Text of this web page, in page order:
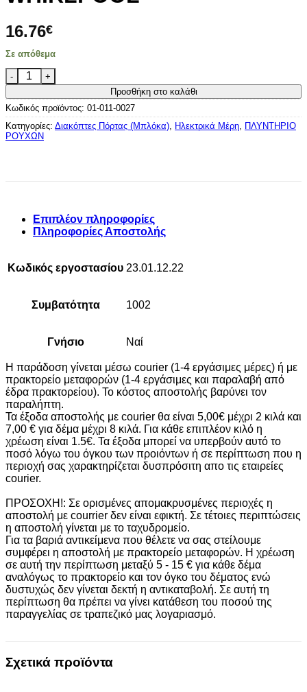
16.76€
Σε απόθεμα
ΔΙΑΚΟΠΤΗΣ ΠΟΡΤΑΣ ΠΛΥΝΤΗΡΙΟΥ ΡΟΥΧΩΝ WHIRLPOOL
Προσθήκη στο καλάθι
Κωδικός προϊόντος: 01-011-0027
Κατηγορίες: Διακόπτες Πόρτας (Μπλόκα), Ηλεκτρικά Μέρη, ΠΛΥΝΤΗΡΙΟ
ΡΟΥΧΩΝ
Επιπλέον πληροφορίες
Πληροφορίες Αποστολής
Κωδικός εργοστασίου 23.01.12.22
Συμβατότητα 1002
Γνήσιο Ναί
H παράδοση γίνεται μέσω courier (1-4 εργάσιμες μέρες) ή με
πρακτορείο μεταφορών (1-4 εργάσιμες και παραλαβή από
έδρα πρακτορείου). Το κόστος αποστολής βαρύνει τον
παραλήπτη.
Τα έξοδα αποστολής με courier θα είναι 5,00€ μέχρι 2 κιλά και
7,00 € για δέμα μέχρι 8 κιλά. Για κάθε επιπλέον κιλό η
χρέωση είναι 1.5€. Τα έξοδα μπορεί να υπερβούν αυτό το
ποσό λόγω του όγκου των προιόντων ή σε περίπτωση που η
περιοχή σας χαρακτηρίζεται δυσπρόσιτη απο τις εταιρείες
courier.
ΠΡΟΣΟΧΗ!: Σε ορισμένες απομακρυσμένες περιοχές η
αποστολή με courrier δεν είναι εφικτή. Σε τέτοιες περιπτώσεις
η αποστολή γίνεται με το ταχυδρομείο.
Για τα βαριά αντικείμενα που θέλετε να σας στείλουμε
συμφέρει η αποστολή με πρακτορείο μεταφορών. Η χρέωση
σε αυτή την περίπτωση μεταξύ 5 - 15 € για κάθε δέμα
αναλόγως το πρακτορείο και τον όγκο του δέματος ενώ
δυστυχώς δεν γίνεται δεκτή η αντικαταβολή. Σε αυτή τη
περίπτωση θα πρέπει να γίνει κατάθεση του ποσού της
παραγγελίας σε τραπεζικό μας λογαριασμό.
Σχετικά προϊόντα